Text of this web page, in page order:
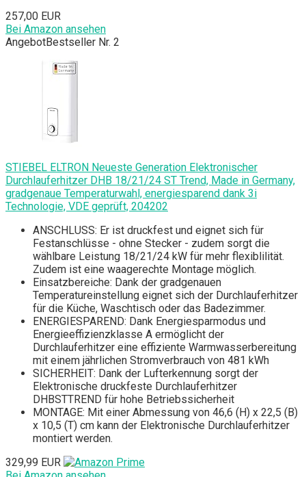
257,00 EUR
Bei Amazon ansehen
AngebotBestseller Nr. 2
STIEBEL ELTRON Neueste Generation Elektronischer
Durchlauferhitzer DHB 18/21/24 ST Trend, Made in Germany,
gradgenaue Temperaturwahl, energiesparend dank 3i
Technologie, VDE geprüft, 204202
ANSCHLUSS: Er ist druckfest und eignet sich für
Festanschlüsse - ohne Stecker - zudem sorgt die
wählbare Leistung 18/21/24 kW für mehr flexiblilität.
Zudem ist eine waagerechte Montage möglich.
Einsatzbereiche: Dank der gradgenauen
Temperatureinstellung eignet sich der Durchlauferhitzer
für die Küche, Waschtisch oder das Badezimmer.
ENERGIESPAREND: Dank Energiesparmodus und
Energieeffizienzklasse A ermöglicht der
Durchlauferhitzer eine effiziente Warmwasserbereitung
mit einem jährlichen Stromverbrauch von 481 kWh
SICHERHEIT: Dank der Lufterkennung sorgt der
Elektronische druckfeste Durchlauferhitzer
DHBSTTREND für hohe Betriebssicherheit
MONTAGE: Mit einer Abmessung von 46,6 (H) x 22,5 (B)
x 10,5 (T) cm kann der Elektronische Durchlauferhitzer
montiert werden.
329,99 EUR